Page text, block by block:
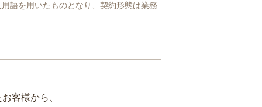
語を用いたものとなり、契約形態は業務
客様から、